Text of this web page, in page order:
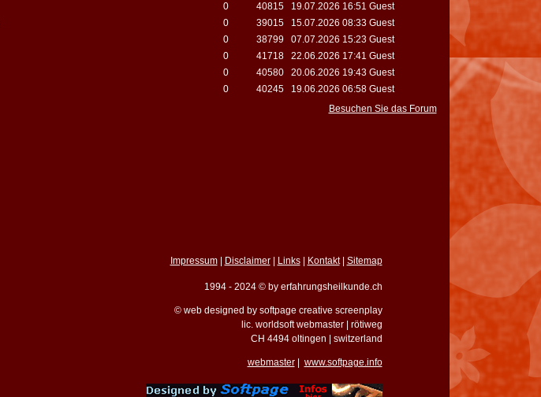
0 40815
19.07.2026 16:51 Guest
0 39015
15.07.2026 08:33 Guest
0 38799
07.07.2026 15:23 Guest
0 41718
22.06.2026 17:41 Guest
0 40580
20.06.2026 19:43 Guest
0 40245
19.06.2026 06:58 Guest
Besuchen Sie das Forum
Impressum| Disclaimer| Links| Kontakt| Sitemap
1994 - 2024 © by erfahrungsheilkunde.ch
© web designed by softpage creative screenplay
lic. worldsoft webmaster | rötiweg
CH 4494 oltingen | switzerland
webmaster| www.softpage.info